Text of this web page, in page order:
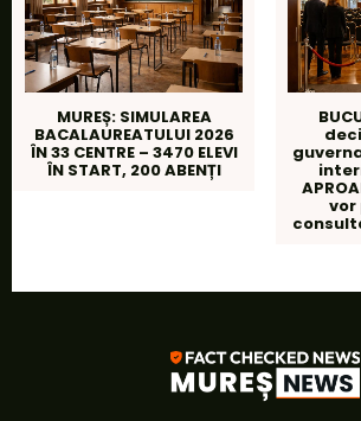
MUREȘ: SIMULAREA
BACALAUREATULUI 2026
ÎN 33 CENTRE – 3470 ELEVI
ÎN START, 200 ABENȚI